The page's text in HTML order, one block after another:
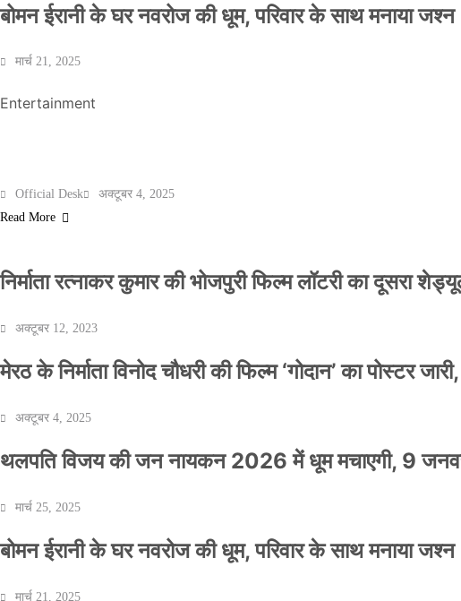
बोमन ईरानी के घर नवरोज की धूम, परिवार के साथ मनाया जश्न
मार्च 21, 2025
धमकियाँ : सेलिब्रिटी टारगेटिंग जैसा हूबहू पैटर्न का खुलासा
Official Desk
Entertainment
Official Desk
अक्टूबर 4, 2025
Read More
निर्माता रत्नाकर कुमार की भोजपुरी फिल्म लॉटरी का दूसरा
अक्टूबर 12, 2023
मेरठ के निर्माता विनोद चौधरी की फिल्म ‘गोदान’ का पोस्टर
अक्टूबर 4, 2025
थलपति विजय की जन नायकन 2026 में धूम मचाएगी, 9
मार्च 25, 2025
बोमन ईरानी के घर नवरोज की धूम, परिवार के साथ मनाया जश्न
मार्च 21, 2025